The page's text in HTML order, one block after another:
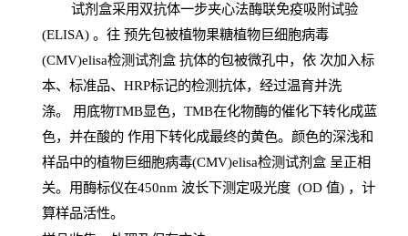
试剂盒采用双抗体一步夹心法酶联免疫吸附试验
(ELISA) 。往 预先包被植物果糖植物巨细胞病毒
(CMV)elisa检测试剂盒抗体的包被微孔中，依 次加入标
本、标准品、 HRP标记的检测抗体，经过温育并洗
涤。 用底物TMB显色， TMB在化物酶的催化下转化成蓝
色，并在酸的 作用下转化成最终的黄色。颜色的深浅和
样品中的植物巨细胞病毒(CMV)elisa检测试剂盒呈正相
关。用酶标仪在450nm 波长下测定吸光度 (OD 值) ，计
算样品活性。